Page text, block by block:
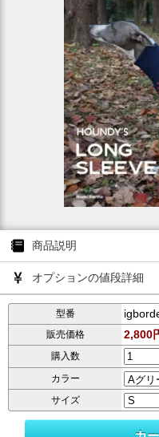
商品説明
オプションの値段詳細
型番
販売価格 2,800
購入数
カラー
サイズ